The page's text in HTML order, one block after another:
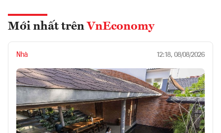
Mới nhất trên VnEconomy
Nhà 12:18, 08/08/2026